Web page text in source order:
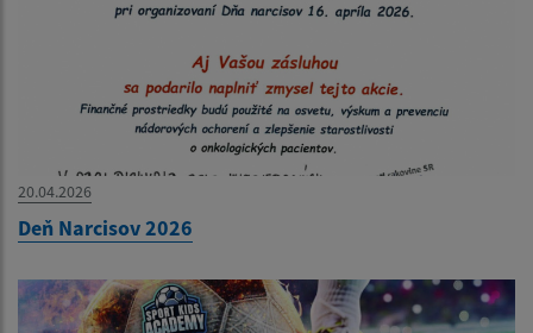
20.04.2026
Deň Narcisov 2026